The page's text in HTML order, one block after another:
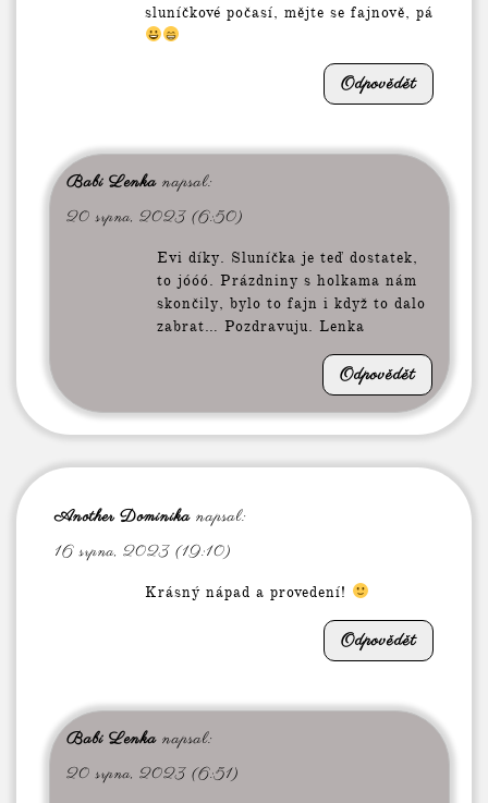
sluníčkové počasí, mějte se fajnově, pá
Odpovědět
Babi Lenka napsal:
20 srpna, 2023 (6:50)
Evi díky. Sluníčka je teď dostatek,
to jóóó. Prázdniny s holkama nám
skončily, bylo to fajn i když to dalo
zabrat… Pozdravuju. Lenka
Odpovědět
Another Dominika napsal:
16 srpna, 2023 (19:10)
Krásný nápad a provedení!
Odpovědět
Babi Lenka napsal:
20 srpna, 2023 (6:51)